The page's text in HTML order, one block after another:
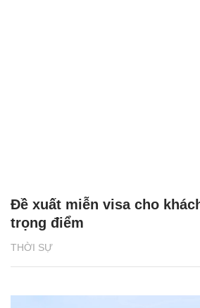
THỜI SỰ
Đề xuất miễn visa cho
trọng điểm